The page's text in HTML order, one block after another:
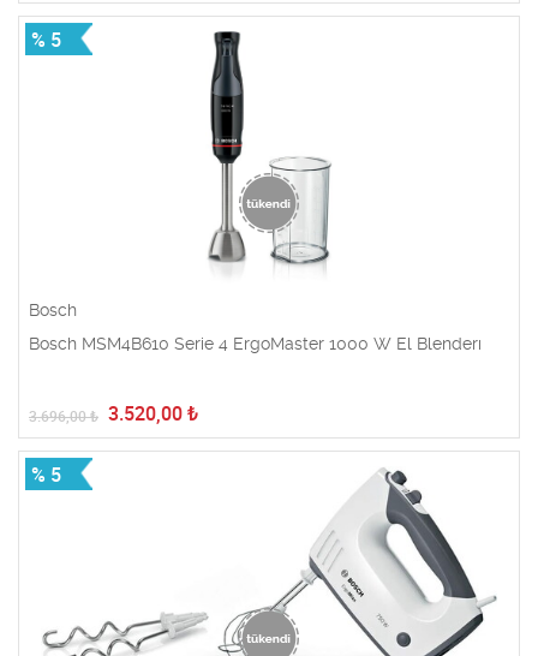
% 5
Bosch
Bosch MSM4B610 Serie 4 ErgoMaster 1000 W El Blenderı
3.696,00₺ 3.520,00 ₺
% 5